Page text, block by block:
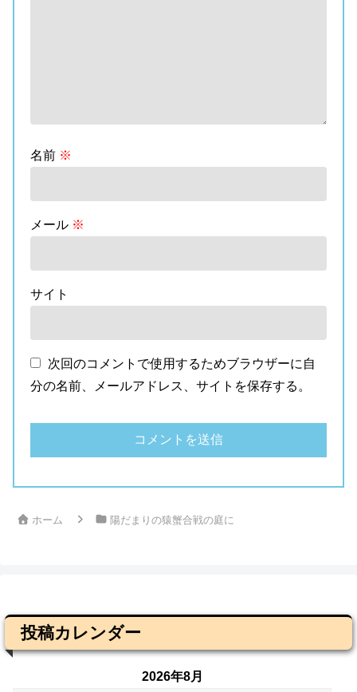
名前 ※
メール ※
サイト
次回のコメントで使用するためブラウザーに自
分の名前、メールアドレス、サイトを保存する。
ホーム 陽だまりの猿蟹合戦の庭に
投稿カレンダー
2026年8月